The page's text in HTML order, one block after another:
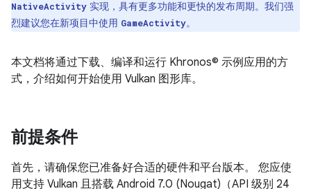
NativeActivity 实现，具有更多功能和更快的发布周期。我们强
烈建议您在新项目中使用 GameActivity。
本文档将通过下载、编译和运行 Khronos© 示例应用的方
式，介绍如何开始使用 Vulkan 图形库。
前提条件
首先，请确保您已准备好合适的硬件和平台版本。 您应使
用支持 Vulkan 且搭载 Android 7.0 (Nougat)（API 级别 24